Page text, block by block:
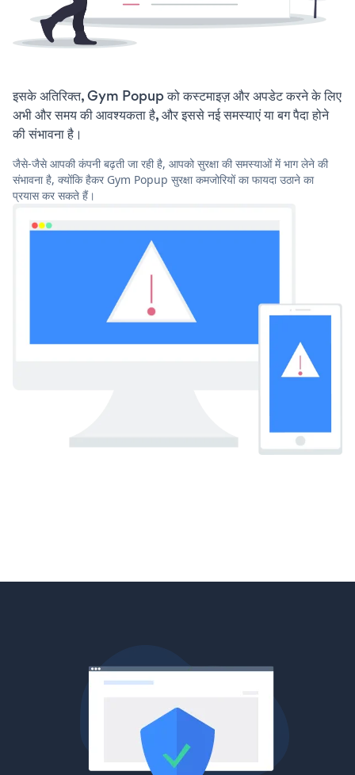
इसके अतिरिक्त, Gym Popup को कस्टमाइज़ और अपडेट करने के लिए
अभी और समय की आवश्यकता है, और इससे नई समस्याएं या बग पैदा होने
की संभावना है।
जैसे-जैसे आपकी कंपनी बढ़ती जा रही है, आपको सुरक्षा की समस्याओं में भाग लेने की
संभावना है, क्योंकि हैकर Gym Popup सुरक्षा कमजोरियों का फायदा उठाने का
प्रयास कर सकते हैं।